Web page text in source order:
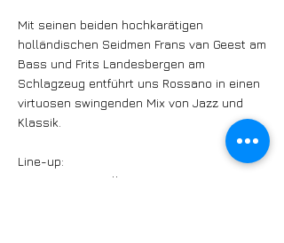
Mit seinen beiden hochkarätigen
holländischen Seidmen Frans van Geest am
Bass und Frits Landesbergen am
Schlagzeug entführt uns Rossano in einen
virtuosen swingenden Mix von Jazz und
Klassik.
Line-up:
Rossano Sportiello, Piano